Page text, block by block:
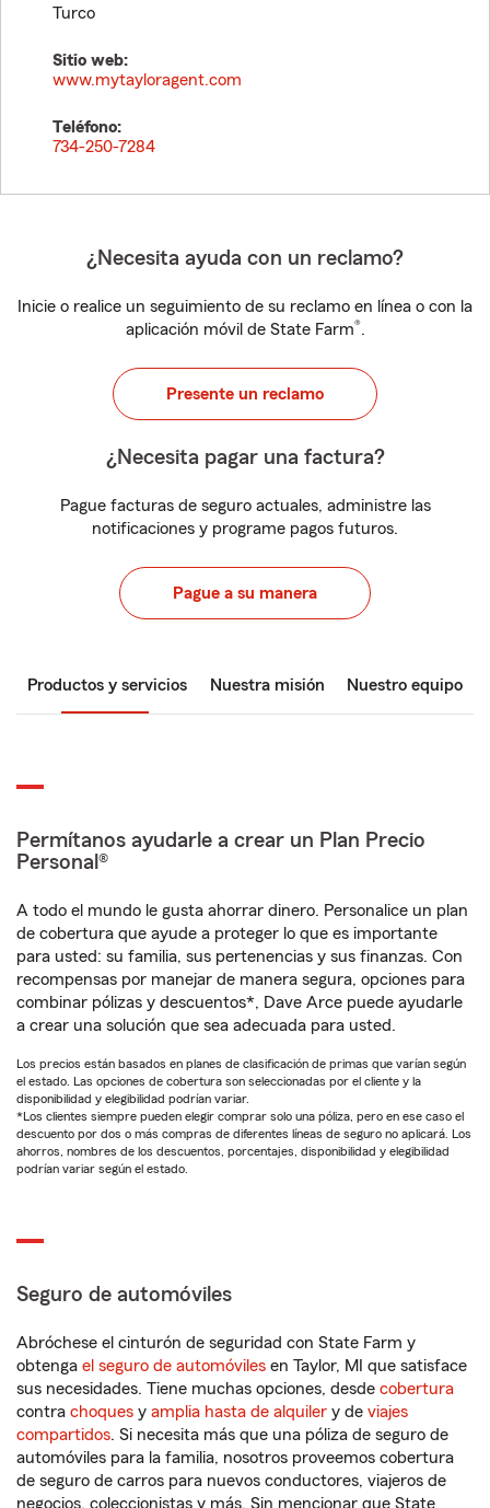
Turco
Sitio web:
www.mytayloragent.com
Teléfono:
734-250-7284
¿Necesita ayuda con un reclamo?
Inicie o realice un seguimiento de su reclamo en línea o con la
aplicación móvil de State Farm®.
Presente un reclamo
¿Necesita pagar una factura?
Pague facturas de seguro actuales, administre las
notificaciones y programe pagos futuros.
Pague a su manera
Productos y servicios Nuestra misión Nuestro equipo
Permítanos ayudarle a crear un Plan Precio
Personal®
A todo el mundo le gusta ahorrar dinero. Personalice un plan
de cobertura que ayude a proteger lo que es importante
para usted: su familia, sus pertenencias y sus finanzas. Con
recompensas por manejar de manera segura, opciones para
combinar pólizas y descuentos*, Dave Arce puede ayudarle
a crear una solución que sea adecuada para usted.
Los precios están basados en planes de clasificación de primas que varían según
el estado. Las opciones de cobertura son seleccionadas por el cliente y la
disponibilidad y elegibilidad podrían variar.
*Los clientes siempre pueden elegir comprar solo una póliza, pero en ese caso el
descuento por dos o más compras de diferentes líneas de seguro no aplicará. Los
ahorros, nombres de los descuentos, porcentajes, disponibilidad y elegibilidad
podrían variar según el estado.
Seguro de automóviles
Abróchese el cinturón de seguridad con State Farm y
obtenga el seguro de automóviles en Taylor, MI que satisface
sus necesidades. Tiene muchas opciones, desde cobertura
contra choques y amplia hasta de alquiler y de viajes
compartidos. Si necesita más que una póliza de seguro de
automóviles para la familia, nosotros proveemos cobertura
de seguro de carros para nuevos conductores, viajeros de
negocios, coleccionistas y más. Sin mencionar que State